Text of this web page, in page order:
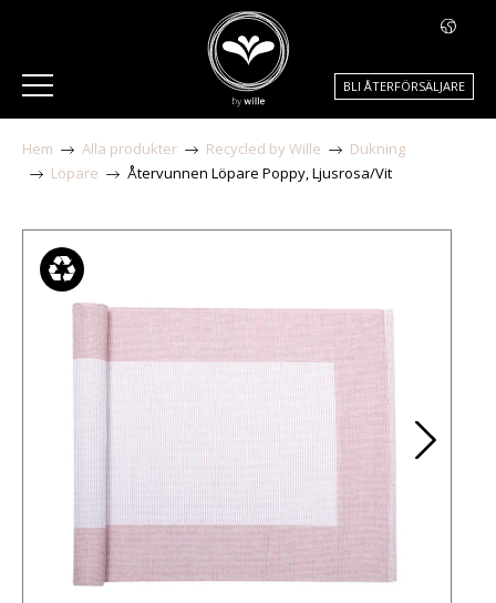
BLI ÅTERFÖRSÄLJARE
Hem Alla produkter Recycled by Wille
Dukning
Löpare
Återvunnen Löpare Poppy, Ljusrosa/Vit